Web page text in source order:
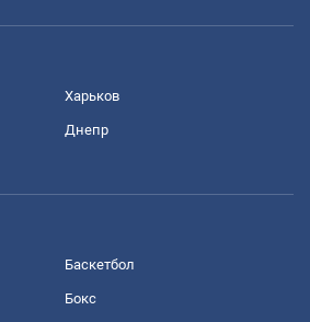
Харьков
Днепр
Баскетбол
Бокс